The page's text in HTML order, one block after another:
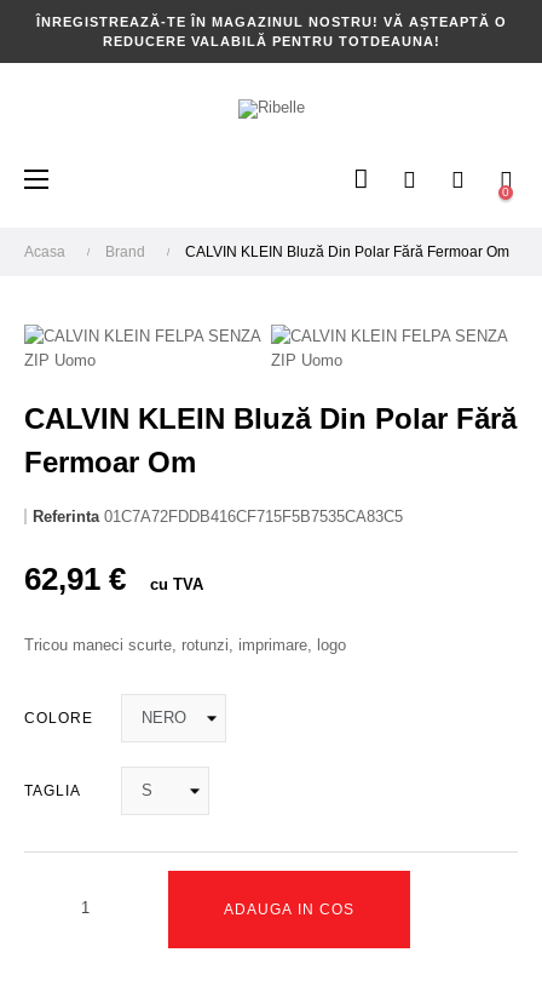
ÎNREGISTREAZĂ-TE ÎN MAGAZINUL NOSTRU! VĂ AȘTEAPTĂ O
REDUCERE VALABILĂ PENTRU TOTDEAUNA!
Toggle
☰ 0
Acasa Brand CALVIN KLEIN Bluză Din Polar Fără Fermoar Om
CALVIN KLEIN Bluză Din Polar Fără
Fermoar Om
Referinta 01C7A72FDDB416CF715F5B7535CA83C5
62,91 € cu TVA
Tricou maneci scurte, rotunzi, imprimare, logo
COLORE
TAGLIA
ADAUGA IN COS